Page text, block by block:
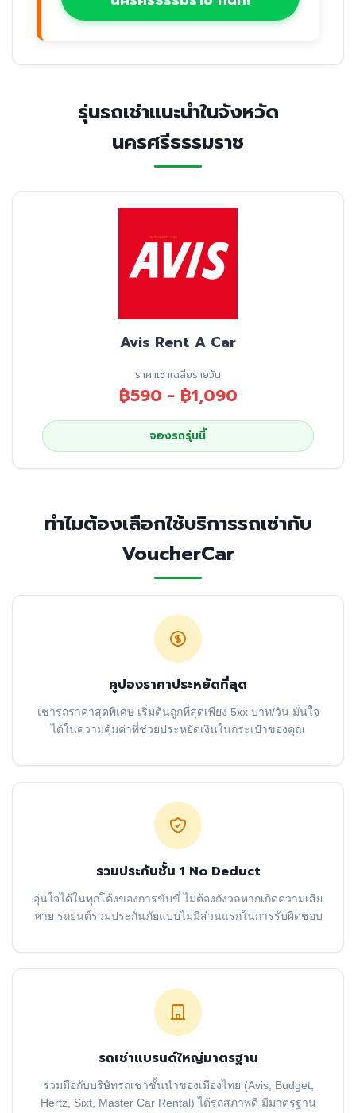
รุ่นรถเช่าแนะนำในจังหวัด
นครศรีธรรมราช
Avis Rent A Car
ราคาเช่าเฉลี่ยรายวัน
฿590 - ฿1,090
จองรถรุ่นนี้
ทำไมต้องเลือกใช้บริการรถเช่ากับ
VoucherCar
คูปองราคาประหยัดที่สุด
เช่ารถราคาสุดพิเศษ เริ่มต้นถูกที่สุดเพียง 5xx บาท/วัน มั่นใจ
ได้ในความคุ้มค่าที่ช่วยประหยัดเงินในกระเป๋าของคุณ
รวมประกันชั้น 1 No Deduct
อุ่นใจได้ในทุกโค้งของการขับขี่ ไม่ต้องกังวลหากเกิดความเสีย
หาย รถยนต์รวมประกันภัยแบบไม่มีส่วนแรกในการรับผิดชอบ
รถเช่าแบรนด์ใหญ่มาตรฐาน
ร่วมมือกับบริษัทรถเช่าชั้นนำของเมืองไทย (Avis, Budget,
Hertz, Sixt, Master Car Rental) ได้รถสภาพดี มีมาตรฐาน